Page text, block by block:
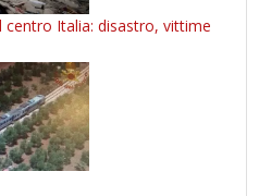
Italia: disastro, vittime